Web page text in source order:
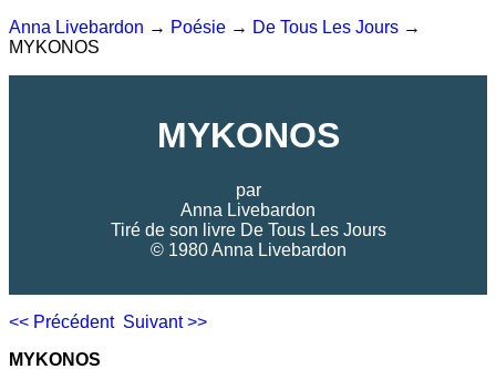
Anna Livebardon → Poésie → De Tous Les Jours →
MYKONOS
MYKONOS
par
Anna Livebardon
Tiré de son livre De Tous Les Jours
© 1980 Anna Livebardon
<< Précédent Suivant >>
MYKONOS